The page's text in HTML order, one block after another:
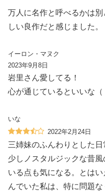
万人に名作と呼べるかは
しい良作だと感じました。
イーロン・マヌク
2023年9月8日
岩里さん愛してる！
心が通じているといいな（
いな
2022年2月24日
三姉妹のふんわりとした日
少しノスタルジックな昔
いる点も気になる。とは
んでいた私は、特に問題な